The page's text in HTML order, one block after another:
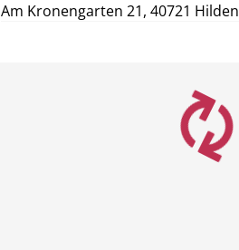
Am Kronengarten 21, 40721 Hilden